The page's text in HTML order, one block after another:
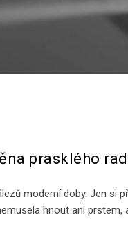
prasklého
moderní doby. Jen
hnout ani